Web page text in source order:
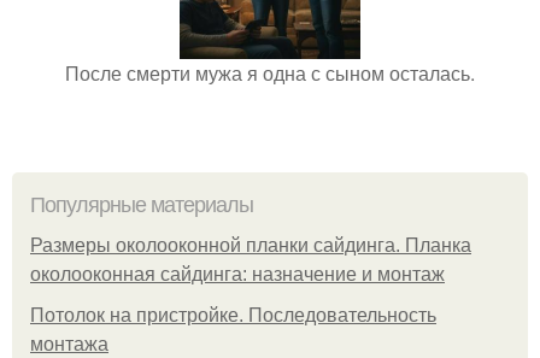
После смерти мужа я одна с сыном осталась.
Популярные материалы
Размеры околооконной планки сайдинга. Планка
околооконная сайдинга: назначение и монтаж
Потолок на пристройке. Последовательность
монтажа